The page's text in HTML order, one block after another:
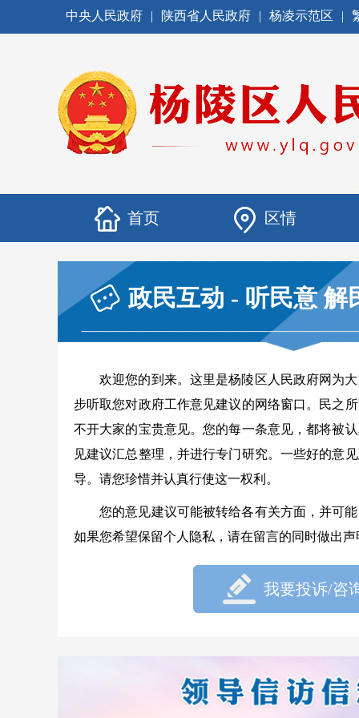
中央人民政府 | 陕西省人民政府 | 杨凌示范区 |
首页 区情
政民互动 - 听民意 解
欢迎您的到来。这里是杨陵区人民政府网为
步听取您对政府工作意见建议的网络窗口。民之
不开大家的宝贵意见。您的每一条意见，都将被
见建议汇总整理，并进行专门研究。一些好的意
导。请您珍惜并认真行使这一权利。
您的意见建议可能被转给各有关方面，并可
如果您希望保留个人隐私，请在留言的同时做出声
我要投诉/咨